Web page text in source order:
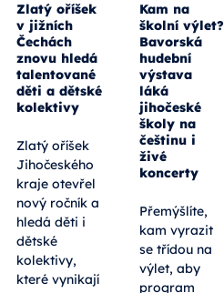
Zlatý oříšek
v jižních
Čechách
znovu hledá
talentované
děti a dětské
kolektivy
Zlatý oříšek
Jihočeského
kraje otevřel
nový ročník a
hledá děti i
dětské
kolektivy,
které vynikají
Kam na
školní výlet?
Bavorská
hudební
výstava
láká
jihočeské
školy na
češtinu i
živé
koncerty
Přemýšlíte,
kam vyrazit
se třídou na
výlet, aby
program